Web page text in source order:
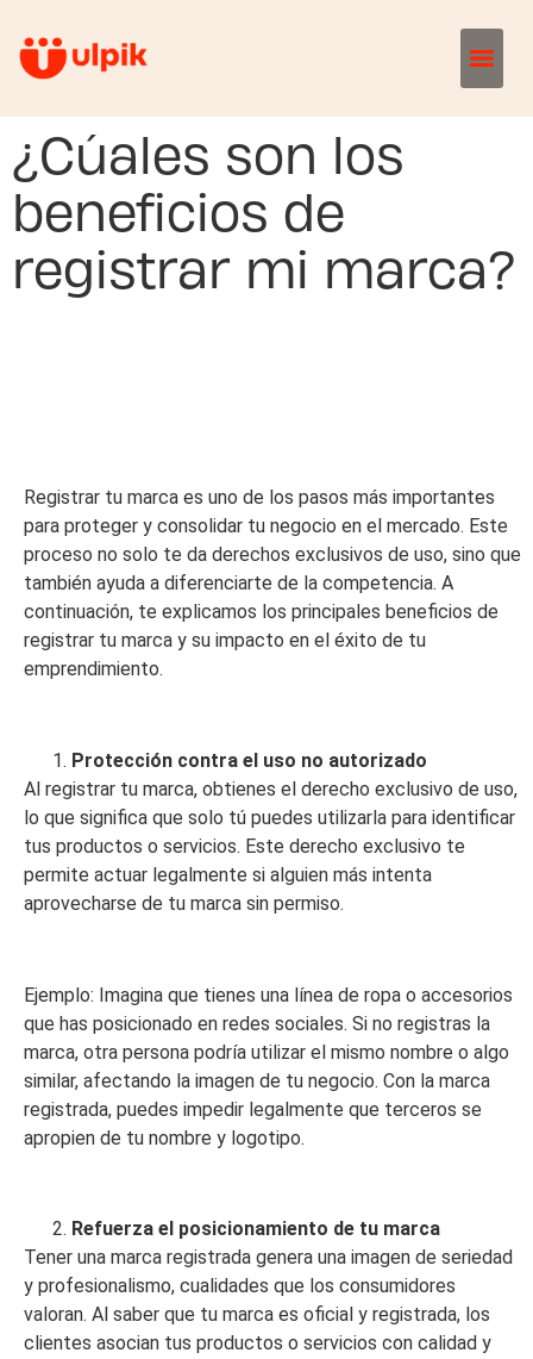
¿Cúales son los
beneficios de
registrar mi marca?
Registrar tu marca es uno de los pasos más importantes
para proteger y consolidar tu negocio en el mercado. Este
proceso no solo te da derechos exclusivos de uso, sino que
también ayuda a diferenciarte de la competencia. A
continuación, te explicamos los principales beneficios de
registrar tu marca y su impacto en el éxito de tu
emprendimiento.
Protección contra el uso no autorizado
Al registrar tu marca, obtienes el derecho exclusivo de uso,
lo que significa que solo tú puedes utilizarla para identificar
tus productos o servicios. Este derecho exclusivo te
permite actuar legalmente si alguien más intenta
aprovecharse de tu marca sin permiso.
Ejemplo: Imagina que tienes una línea de ropa o accesorios
que has posicionado en redes sociales. Si no registras la
marca, otra persona podría utilizar el mismo nombre o algo
similar, afectando la imagen de tu negocio. Con la marca
registrada, puedes impedir legalmente que terceros se
apropien de tu nombre y logotipo.
Refuerza el posicionamiento de tu marca
Tener una marca registrada genera una imagen de seriedad
y profesionalismo, cualidades que los consumidores
valoran. Al saber que tu marca es oficial y registrada, los
clientes asocian tus productos o servicios con calidad y